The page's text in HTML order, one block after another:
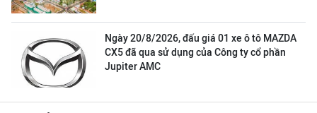
Ngày 20/8/2026, đấu giá 01 xe ô tô MAZDA
CX5 đã qua sử dụng của Công ty cổ phần
Jupiter AMC